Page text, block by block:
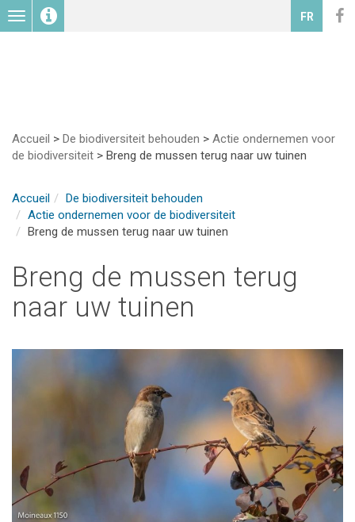
Toggle
navigation
FR
Accueil > De biodiversiteit behouden > Actie ondernemen voor
de biodiversiteit > Breng de mussen terug naar uw tuinen
Accueil
De biodiversiteit behouden
Actie ondernemen voor de biodiversiteit
Breng de mussen terug naar uw tuinen
Breng de mussen terug
naar uw tuinen